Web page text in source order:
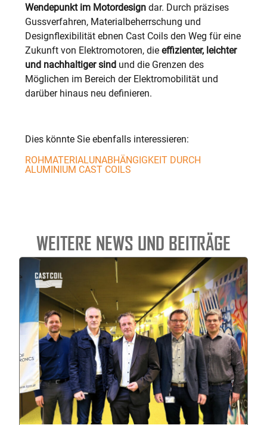
Wendepunkt im Motordesign dar. Durch präzises
Gussverfahren, Materialbeherrschung und
Designflexibilität ebnen Cast Coils den Weg für eine
Zukunft von Elektromotoren, die effizienter, leichter
und nachhaltiger sind und die Grenzen des
Möglichen im Bereich der Elektromobilität und
darüber hinaus neu definieren.
Dies könnte Sie ebenfalls interessieren:
ROHMATERIAL­UNABHÄNGIGKEIT DURCH
ALUMINIUM CAST COILS
WEITERE NEWS UND BEITRÄGE